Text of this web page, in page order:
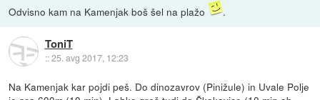
Odvisno kam na Kamenjak boš šel na plažo .
ToniT
::25. avg 2017, 12:23
Na Kamenjak kar pojdi peš. Do dinozavrov (Pinižule) in Uvale Polje